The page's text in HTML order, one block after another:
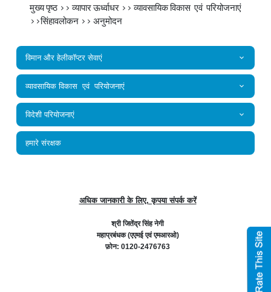
मुख्य पृष्ठ >>व्यापार ऊर्ध्वाधर >> व्यावसायिक विकास एवं परियोजनाएं
>>सिंहावलोकन >>अनुमोदन
विमान और हेलीकॉप्टर सेवाएं
व्यावसायिक विकास एवं परियोजनाएं
विदेशी परियोजनाएं
हमारे संरक्षक
अधिक जानकारी के लिए, कृपया संपर्क करें
श्री जितेंद्र सिंह नेगी
महाप्रबंधक (एएमई एवं एमआरओ)
फ़ोन: 0120-2476763